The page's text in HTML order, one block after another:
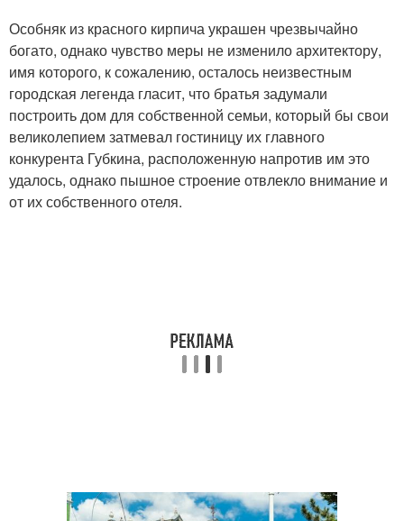
Особняк из красного кирпича украшен чрезвычайно
богато, однако чувство меры не изменило архитектору,
имя которого, к сожалению, осталось неизвестным
городская легенда гласит, что братья задумали
построить дом для собственной семьи, который бы свои
великолепием затмевал гостиницу их главного
конкурента Губкина, расположенную напротив им это
удалось, однако пышное строение отвлекло внимание и
от их собственного отеля.